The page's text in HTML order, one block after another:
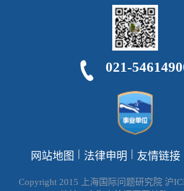
021-
网站地图 | 法律申明 | 友情链接
Copyright 2015 上海国际问题研究院 沪